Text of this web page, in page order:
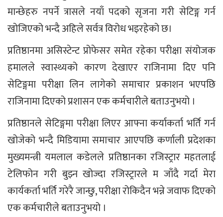
मान्छेहरु नपर्ने त्रासले नयाँ पदको सृजना गरी सेटिङ्ग गर्न
खोजिएको भन्दै अहिले सर्वत्र विरोध भइरहेको छ।
प्रतिष्ठानमा असिस्टेन्ट प्रोफेसर समेत रहेका परीक्षा संयोजक
हमालले स्वास्थ्यको कारण देखाएर राजिनामा दिए पनि
सेटिङ्गमा परीक्षा लिन लागेको समाचार प्रकाशन भएपछि
राजिनामा दिएको प्रशासन एक कर्मचारीले बताउनुभयो ।
प्रतिष्ठानले सेटिङ्गमा परीक्षा लिएर आफ्ना कर्याकर्ता भर्ति गर्न
खोजेको भन्दै मिडियामा समाचार आएपछि कर्णाली प्रदेशका
मुख्यमन्त्री यमलाल कडेलले प्रतिष्ठानका रजिस्ट्रार महतलाई
टेलिफोन गरी बुझ्न खोज्दा रजिस्ट्रारले म जाँदै गर्दा मेरा
कार्यकर्ता भर्ति गरेरै जान्छु, परीक्षा रोकिदैन भन्ने जवाफ दिएको
एक कर्मचारीले बताउनुभयो ।